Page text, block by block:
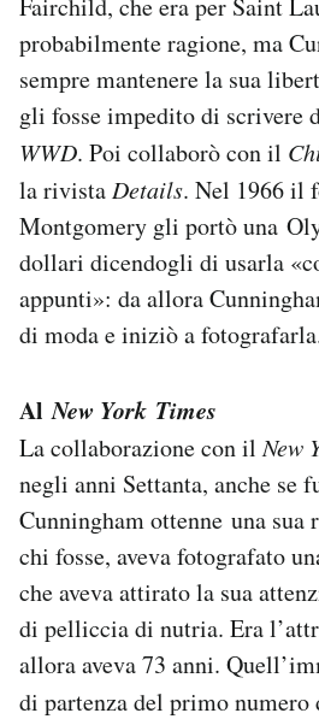
Fairchild, che era per Saint
probabilmente ragione, ma
sempre mantenere la sua
gli fosse impedito di scrivere
WWD. Poi collaborò con il
la rivista Details. Nel 1966 il
Montgomery gli portò una
dollari dicendogli di usarla
appunti»: da allora
di moda e iniziò a
AlNew York Times
La collaborazione con ilNew
negli anni Settanta, anche se
Cunningham ottenne una sua
chi fosse, aveva fotografato
che aveva attirato la sua
di pelliccia di nutria. Era
allora aveva 73 anni.
di partenza del primo numero